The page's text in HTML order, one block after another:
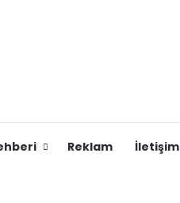
Reklam İletişim